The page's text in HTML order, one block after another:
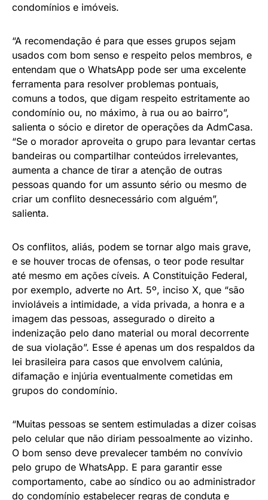
condomínios e imóveis.
“A recomendação é para que esses grupos sejam
usados com bom senso e respeito pelos membros, e
entendam que o WhatsApp pode ser uma excelente
ferramenta para resolver problemas pontuais,
comuns a todos, que digam respeito estritamente ao
condomínio ou, no máximo, à rua ou ao bairro”,
salienta o sócio e diretor de operações da AdmCasa.
“Se o morador aproveita o grupo para levantar certas
bandeiras ou compartilhar conteúdos irrelevantes,
aumenta a chance de tirar a atenção de outras
pessoas quando for um assunto sério ou mesmo de
criar um conflito desnecessário com alguém”,
salienta.
Os conflitos, aliás, podem se tornar algo mais grave,
e se houver trocas de ofensas, o teor pode resultar
até mesmo em ações cíveis. A Constituição Federal,
por exemplo, adverte no Art. 5º, inciso X, que “são
invioláveis a intimidade, a vida privada, a honra e a
imagem das pessoas, assegurado o direito a
indenização pelo dano material ou moral decorrente
de sua violação”. Esse é apenas um dos respaldos da
lei brasileira para casos que envolvem calúnia,
difamação e injúria eventualmente cometidas em
grupos do condomínio.
“Muitas pessoas se sentem estimuladas a dizer coisas
pelo celular que não diriam pessoalmente ao vizinho.
O bom senso deve prevalecer também no convívio
pelo grupo de WhatsApp. E para garantir esse
comportamento, cabe ao síndico ou ao administrador
do condomínio estabelecer regras de conduta e